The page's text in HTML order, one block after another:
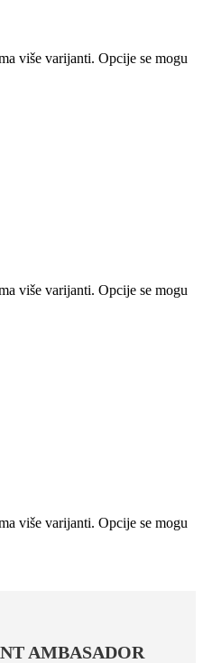
više varijanti. Opcije se mogu
više varijanti. Opcije se mogu
više varijanti. Opcije se mogu
AMBASADOR